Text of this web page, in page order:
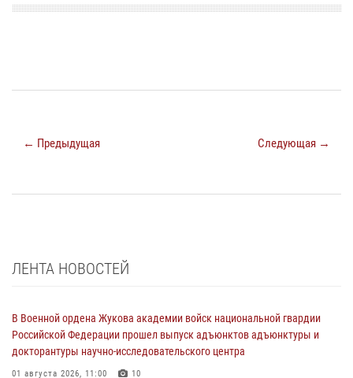
← Предыдущая Следующая →
ЛЕНТА НОВОСТЕЙ
В Военной ордена Жукова академии войск национальной гвардии
Российской Федерации прошел выпуск адъюнктов адъюнктуры и
докторантуры научно-исследовательского центра
01 августа 2026, 11:00 10